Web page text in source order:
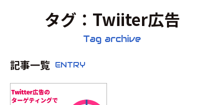
タグ：Twiiter広告
Tag archive
記事一覧 ENTRY